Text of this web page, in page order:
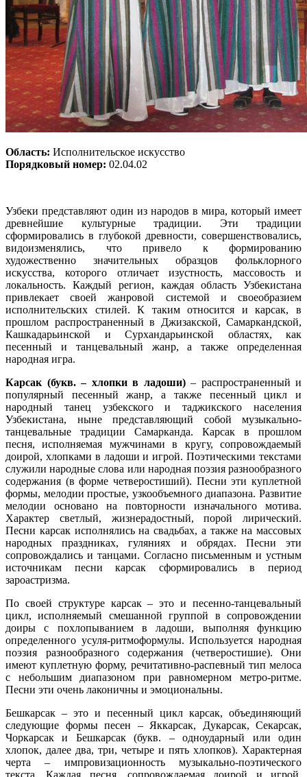
Область: Исполнительское искусство
Порядковый номер: 02.04.02
Узбеки представляют один из народов в мира, который имеет
древнейшие культурные традиции. Эти традиции
сформировались в глубокой древности, совершенствовались,
видоизменялись, что привело к формированию
художественно значительных образцов фольклорного
искусства, которого отличает изустность, массовость и
локальность. Каждый регион, каждая область Узбекистана
привлекает своей жанровой системой и своеобразием
исполнительских стилей. К таким относится и карсак, в
прошлом распространенный в Джизакской, Самаркандской,
Кашкадарьинской и Сурхандарьинской областях, как
песенный и танцевальный жанр, а также определенная
народная игра.
Карсак (букв. – хлопки в ладоши)– распространенный и
популярный песенный жанр, а также песенный цикл и
народный танец узбекского и таджикского населения
Узбекистана, ныне представляющий собой музыкально-
танцевальные традиции Самарканда. Карсак в прошлом
песня, исполняемая мужчинами в кругу, сопровождаемый
доирой, хлопками в ладоши и игрой. Поэтическими текстами
служили народные слова или народная поэзия разнообразного
содержания (в форме четверостиший). Песни эти куплетной
формы, мелодии простые, узкообъемного диапазона. Развитие
мелодии основано на повторности изначального мотива.
Характер светлый, жизнерадостный, порой лирический.
Песни карсак исполнялись на свадьбах, а также на массовых
народных праздниках, гуляниях и обрядах. Песни эти
сопровождались и танцами. Согласно письменным и устным
источникам песни карсак сформировались в период
зароастризма.
По своей структуре карсак – это и песенно-танцевальный
цикл, исполняемый смешанной группой в сопровождении
доиры с похлопыванием в ладоши, выполняя функцию
определенного усуля-ритмоформулы. Используется народная
поэзия разнообразного содержания (четверостишие). Они
имеют куплетную форму, речитативно-распевный тип мелоса
с небольшим диапазоном при равномерном метро-ритме.
Песни эти очень лаконичны и эмоциональны.
Бешкарсак – это и песенный цикл карсак, объединяющий
следующие формы песен – Яккарсак, Дукарсак, Секарсак,
Чоркарсак и Бешкарсак (букв. – одноударный или один
хлопок, далее два, три, четыре и пять хлопков). Характерная
черта – импровизационность музыкально-поэтического